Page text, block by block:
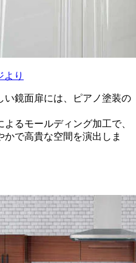
より
い鏡面扉には、ピアノ塗装の
よるモールディング加工で、
で高貴な空間を演出しま